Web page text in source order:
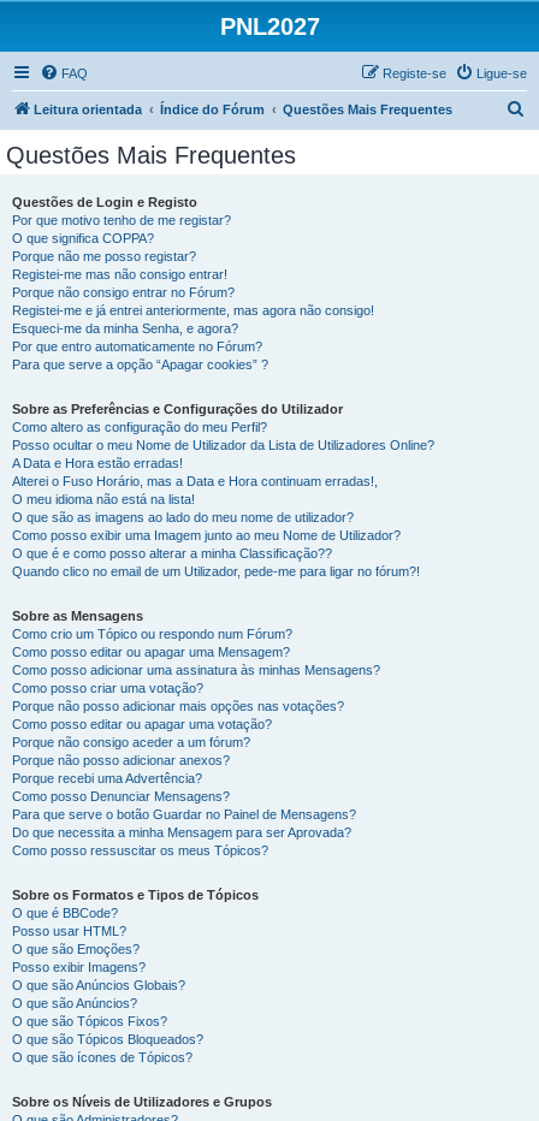
PNL2027
FAQ Ligue-se
Registe-se
Leitura orientada Índice do Fórum Questões Mais Frequentes
Questões Mais Frequentes
Questões de Login e Registo
Por que motivo tenho de me registar?
O que significa COPPA?
Porque não me posso registar?
Registei-me mas não consigo entrar!
Porque não consigo entrar no Fórum?
Registei-me e já entrei anteriormente, mas agora não consigo!
Esqueci-me da minha Senha, e agora?
Por que entro automaticamente no Fórum?
Para que serve a opção “Apagar cookies” ?
Sobre as Preferências e Configurações do Utilizador
Como altero as configuração do meu Perfil?
Posso ocultar o meu Nome de Utilizador da Lista de Utilizadores Online?
A Data e Hora estão erradas!
Alterei o Fuso Horário, mas a Data e Hora continuam erradas!,
O meu idioma não está na lista!
O que são as imagens ao lado do meu nome de utilizador?
Como posso exibir uma Imagem junto ao meu Nome de Utilizador?
O que é e como posso alterar a minha Classificação??
Quando clico no email de um Utilizador, pede-me para ligar no fórum?!
Sobre as Mensagens
Como crio um Tópico ou respondo num Fórum?
Como posso editar ou apagar uma Mensagem?
Como posso adicionar uma assinatura às minhas Mensagens?
Como posso criar uma votação?
Porque não posso adicionar mais opções nas votações?
Como posso editar ou apagar uma votação?
Porque não consigo aceder a um fórum?
Porque não posso adicionar anexos?
Porque recebi uma Advertência?
Como posso Denunciar Mensagens?
Para que serve o botão Guardar no Painel de Mensagens?
Do que necessita a minha Mensagem para ser Aprovada?
Como posso ressuscitar os meus Tópicos?
Sobre os Formatos e Tipos de Tópicos
O que é BBCode?
Posso usar HTML?
O que são Emoções?
Posso exibir Imagens?
O que são Anúncios Globais?
O que são Anúncios?
O que são Tópicos Fixos?
O que são Tópicos Bloqueados?
O que são ícones de Tópicos?
Sobre os Níveis de Utilizadores e Grupos